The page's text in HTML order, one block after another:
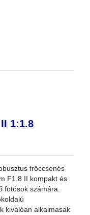
1:1.8
fröccsenés
F1.8 II kompakt és
fotósok számára.
kiválóan alkalmasak